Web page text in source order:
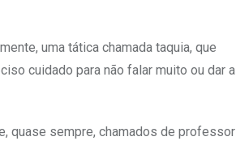
uma tática chamada taquia, que
cuidado para não falar muito ou dar a
quase sempre, chamados de professor